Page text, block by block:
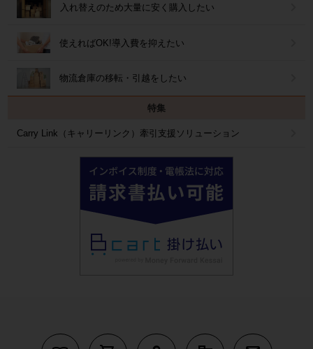
入れ替えのため大量に安く購入したい
使えればOK!導入費を抑えたい
物流倉庫の移転・引越をしたい
特集
Carry Link（キャリーリンク）牽引支援ソリューション